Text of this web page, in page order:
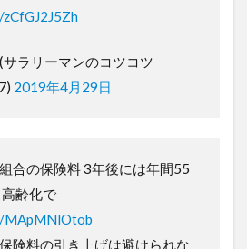
ラリーマンのコツコツ
2019年4月29日
合の保険料 3年後には年間55
齢化で
保険料の引き上げは避けられな